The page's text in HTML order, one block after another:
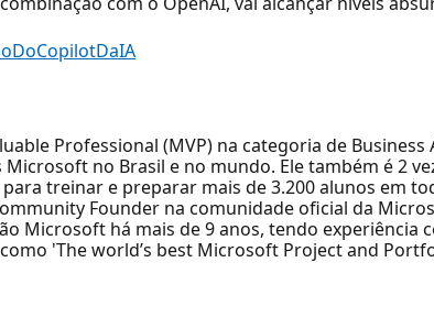
Professional (MVP) na categoria de
no Brasil e no mundo. Ele também é 2
treinar e preparar mais de 3.200 alunos em
Founder na comunidade oficial da
Microsoft há mais de 9 anos, tendo experiência
'The world’s best Microsoft Project and